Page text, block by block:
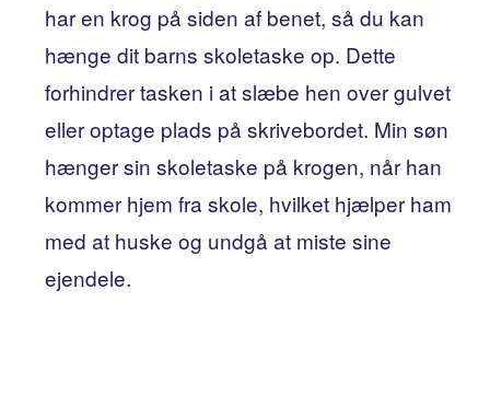
har en krog på siden af ​​benet, så du kan
hænge dit barns skoletaske op. Dette
forhindrer tasken i at slæbe hen over gulvet
eller optage plads på skrivebordet. Min søn
hænger sin skoletaske på krogen, når han
kommer hjem fra skole, hvilket hjælper ham
med at huske og undgå at miste sine
ejendele.